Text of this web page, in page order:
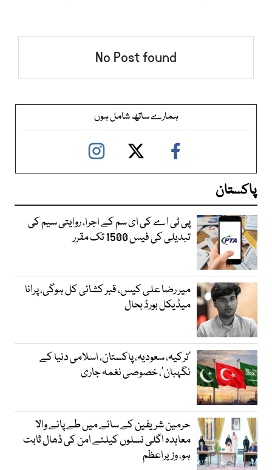
No Post found
ہمارے ساتھ شامل ہوں
پاکستان
پی ٹی اے کی ای سم کے اجرا، روایتی سیم کی
تبدیلی کی فیس 1500 تک مقرر
میر رضا علی کیس، قبر کشائی کل ہوگی، پرانا
میڈیکل بورڈ بحال
‘ترکیہ، سعودیہ، پاکستان، اسلامی دنیا کے
نگہبان’، خصوصی نغمہ جاری
حرمین شریفین کے سائے میں طے پانے والا
معاہدہ اگلی نسلوں کیلئے امن کی ڈھال ثابت
ہو، وزیراعظم